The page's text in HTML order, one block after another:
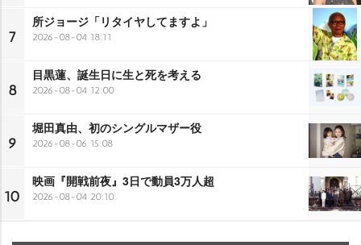
7
所ジョージ「リタイヤしてますよ」
2026-08-04 18:11
8
目黒蓮、誕生日に生と死を考える
2026-08-04 12:00
9
堀田真由、初のシングルマザー役
2026-08-06 15:08
10
映画『開戦前夜』3日で動員3万人超
2026-08-04 20:10